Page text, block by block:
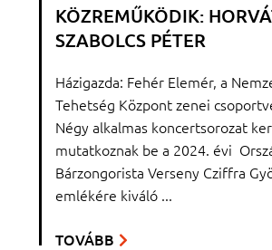
KÖZREMŰKÖDIK:
SZABOLCS PÉTER
Házigazda: Fehér Elemér, a
Tehetség Központ zenei
Négy alkalmas koncertsorozat
mutatkoznak be a 2024. évi
Bárzongorista Verseny Cziffra
emlékére kiváló ...
TOVÁBB